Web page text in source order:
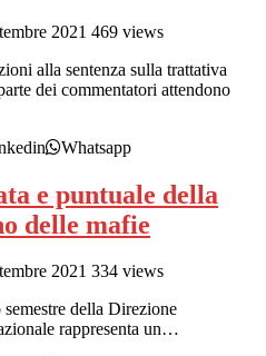
2021 469 views
alla sentenza sulla trattativa
dei commentatori attendono
Whatsapp
e puntuale della
delle mafie
2021 334 views
della Direzione
rappresenta un…